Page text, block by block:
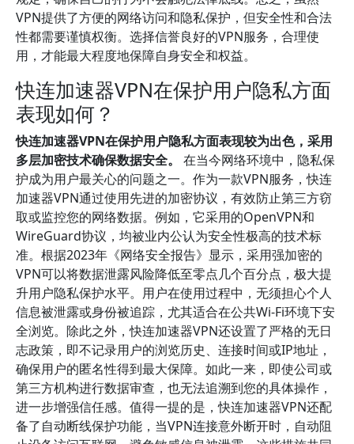
VPN提供了方便的网络访问和隐私保护，但安全性和合法
性都需要谨慎权衡。选择信誉良好的VPN服务，合理使
用，才能最大程度地保障自身安全和权益。
快连加速器VPN在保护用户隐私方面
表现如何？
快连加速器VPN在保护用户隐私方面表现较为出色，采用
多层加密技术确保数据安全。
在当今网络环境中，隐私保
护成为用户最关心的问题之一。作为一款VPN服务，快连
加速器VPN通过使用先进的加密协议，有效防止第三方窃
取或监控您的网络数据。例如，它采用的OpenVPN和
WireGuard协议，均被业内公认为安全性极高的技术标
准。根据2023年《网络安全报告》显示，采用强加密的
VPN可以将数据泄露风险降低至零点几个百分点，极大提
升用户隐私保护水平。用户在使用过程中，无须担心个人
信息被泄露或身份被追踪，尤其适合在公共Wi-Fi环境下安
全浏览。除此之外，快连加速器VPN还设置了严格的无日
志政策，即不记录用户的浏览历史、连接时间或IP地址，
确保用户的匿名性得到最大保障。如此一来，即使公司或
第三方机构进行数据审查，也无法追溯到您的具体操作，
进一步增强信任感。值得一提的是，快连加速器VPN还配
备了自动断线保护功能，当VPN连接意外断开时，自动阻